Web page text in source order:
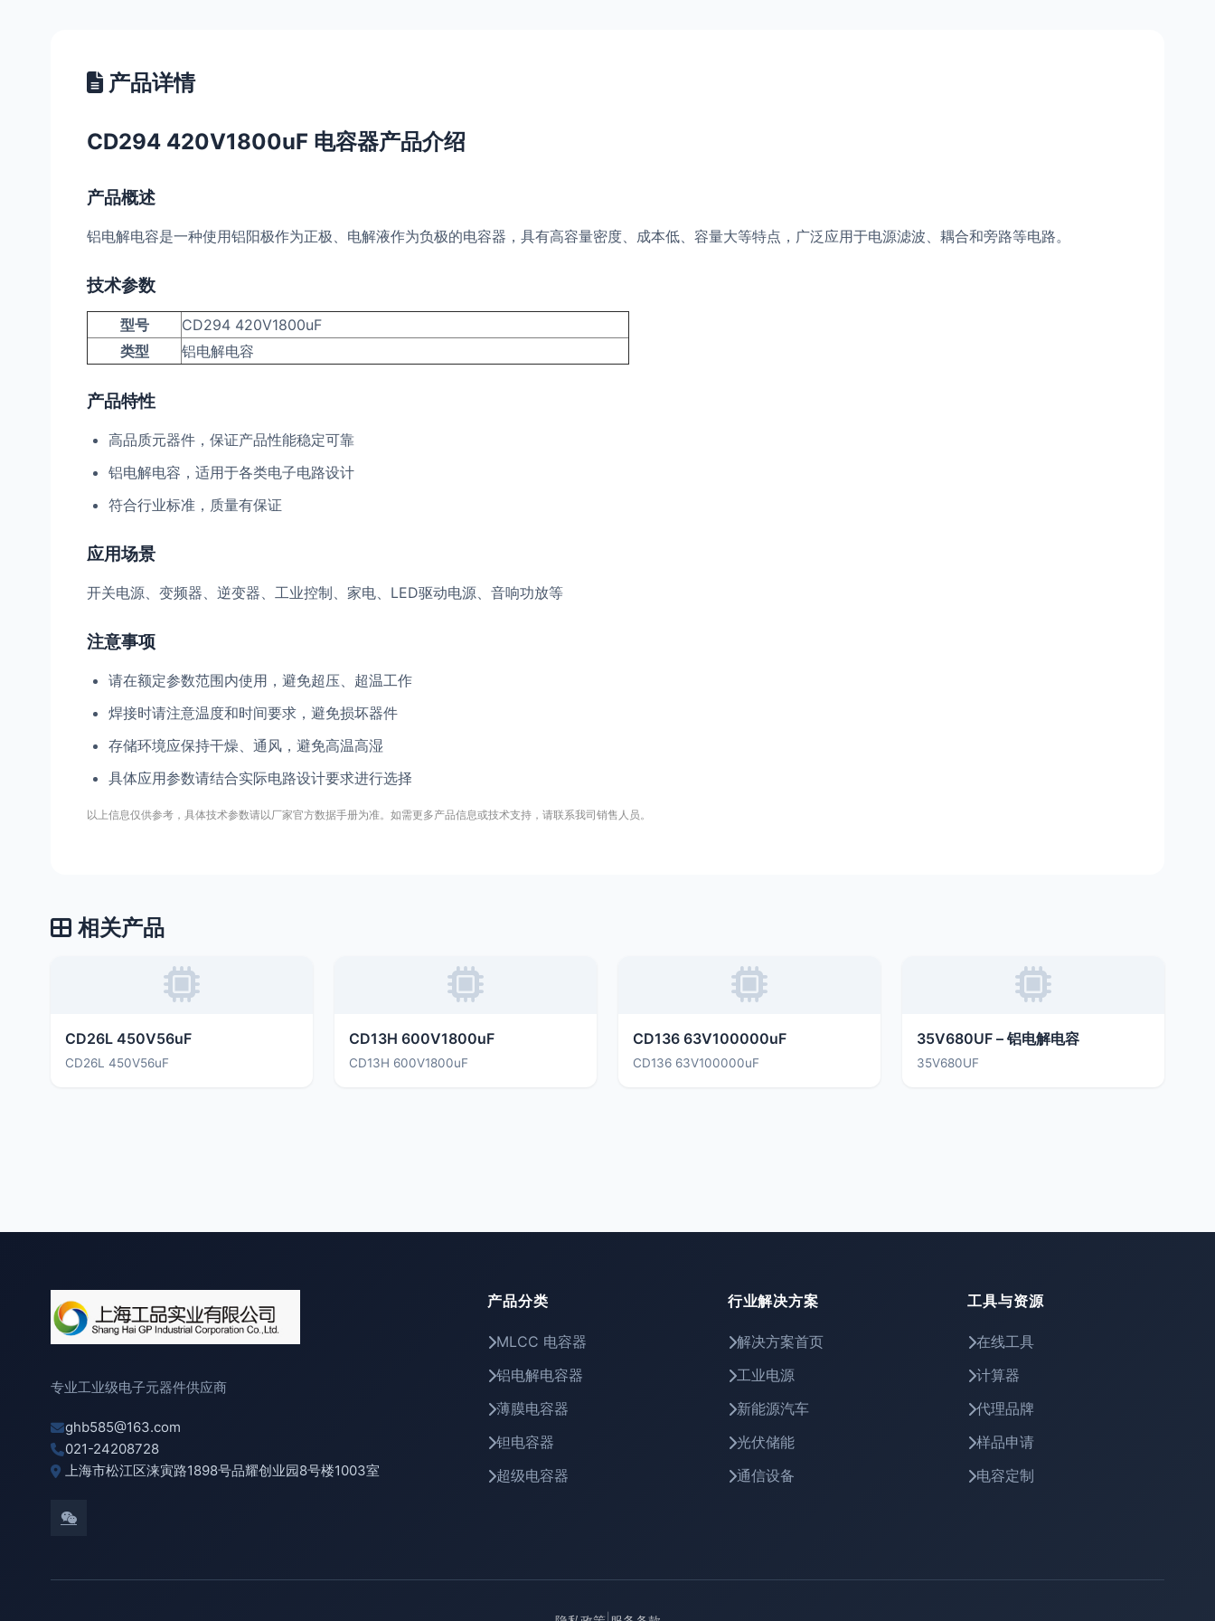
产品详情
CD294 420V1800uF 电容器产品介绍
产品概述
铝电解电容是一种使用铝阳极作为正极、电解液作为负极的电容器，具有高容量密度、成本低、容量大等特点，广泛应用于电源滤波、耦合和旁路等电路。
技术参数
型号
CD294 420V1800uF
类型
铝电解电容
产品特性
高品质元器件，保证产品性能稳定可靠
铝电解电容，适用于各类电子电路设计
符合行业标准，质量有保证
应用场景
开关电源、变频器、逆变器、工业控制、家电、LED驱动电源、音响功放等
注意事项
请在额定参数范围内使用，避免超压、超温工作
焊接时请注意温度和时间要求，避免损坏器件
存储环境应保持干燥、通风，避免高温高湿
具体应用参数请结合实际电路设计要求进行选择
以上信息仅供参考，具体技术参数请以厂家官方数据手册为准。如需更多产品信息或技术支持，请联系我司销售人员。
相关产品
CD26L 450V56uF
CD26L 450V56uF
CD13H 600V1800uF
CD13H 600V1800uF
CD136 63V100000uF
CD136 63V100000uF
35V680UF – 铝电解电容
35V680UF
专业工业级电子元器件供应商
ghb585@163.com
021-24208728
上海市松江区涞寅路1898号品耀创业园8号楼1003室
产品分类
MLCC 电容器
铝电解电容器
薄膜电容器
钽电容器
超级电容器
行业解决方案
解决方案首页
工业电源
新能源汽车
光伏储能
通信设备
工具与资源
在线工具
计算器
代理品牌
样品申请
电容定制